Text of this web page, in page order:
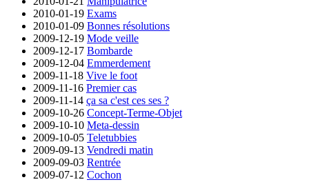
2010-01-19 Exams
2010-01-09 Bonnes résolutions
2009-12-19 Mode veille
2009-12-17 Bombarde
2009-12-04 Emmerdement
2009-11-18 Vive le foot
2009-11-16 Premier cas
2009-11-14 ça sa c'est ces ses ?
2009-10-26 Concept-Terme-Objet
2009-10-10 Meta-dessin
2009-10-05 Teletubbies
2009-09-13 Vendredi matin
2009-09-03 Rentrée
2009-07-12 Cochon